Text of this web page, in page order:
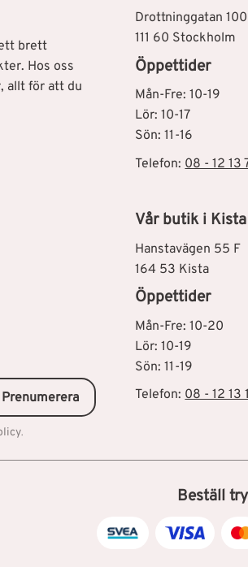
brett
Hos oss
allt för att du
Drottninggatan 100
111 60 Stockholm
Öppettider
Mån-Fre: 10-19
Lör: 10-17
Sön: 11-16
Telefon: 08 - 12 13
Vår butik i
Hanstavägen 55 F
164 53 Kista
Öppettider
Mån-Fre: 10-20
Lör: 10-19
Sön: 11-19
Telefon:08 - 12 13
Prenumerera
.
Beställ